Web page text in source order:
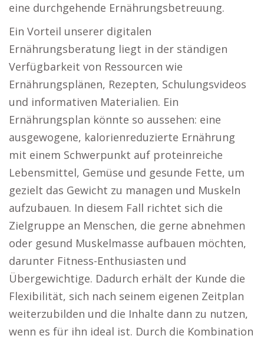
eine durchgehende Ernährungsbetreuung.
Ein Vorteil unserer digitalen
Ernährungsberatung liegt in der ständigen
Verfügbarkeit von Ressourcen wie
Ernährungsplänen, Rezepten, Schulungsvideos
und informativen Materialien. Ein
Ernährungsplan könnte so aussehen: eine
ausgewogene, kalorienreduzierte Ernährung
mit einem Schwerpunkt auf proteinreiche
Lebensmittel, Gemüse und gesunde Fette, um
gezielt das Gewicht zu managen und Muskeln
aufzubauen. In diesem Fall richtet sich die
Zielgruppe an Menschen, die gerne abnehmen
oder gesund Muskelmasse aufbauen möchten,
darunter Fitness-Enthusiasten und
Übergewichtige. Dadurch erhält der Kunde die
Flexibilität, sich nach seinem eigenen Zeitplan
weiterzubilden und die Inhalte dann zu nutzen,
wenn es für ihn ideal ist. Durch die Kombination